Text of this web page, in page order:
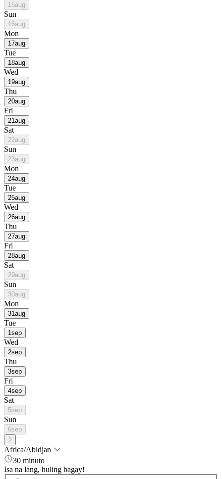
15aug
Sun
16aug
Mon
17aug
Tue
18aug
Wed
19aug
Thu
20aug
Fri
21aug
Sat
22aug
Sun
23aug
Mon
24aug
Tue
25aug
Wed
26aug
Thu
27aug
Fri
28aug
Sat
29aug
Sun
30aug
Mon
31aug
Tue
1sep
Wed
2sep
Thu
3sep
Fri
4sep
Sat
5sep
Sun
6sep
Africa/Abidjan
30 minuto
Isa na lang, huling bagay!